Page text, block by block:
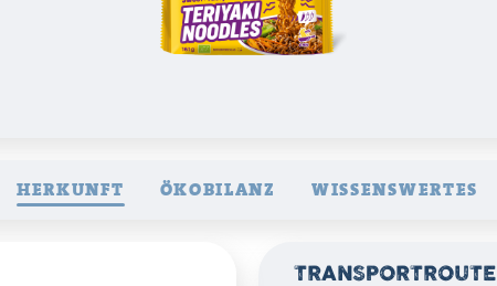
HERKUNFT ÖKOBILANZ WISSENSWERTES
TRANSPORTROUTE